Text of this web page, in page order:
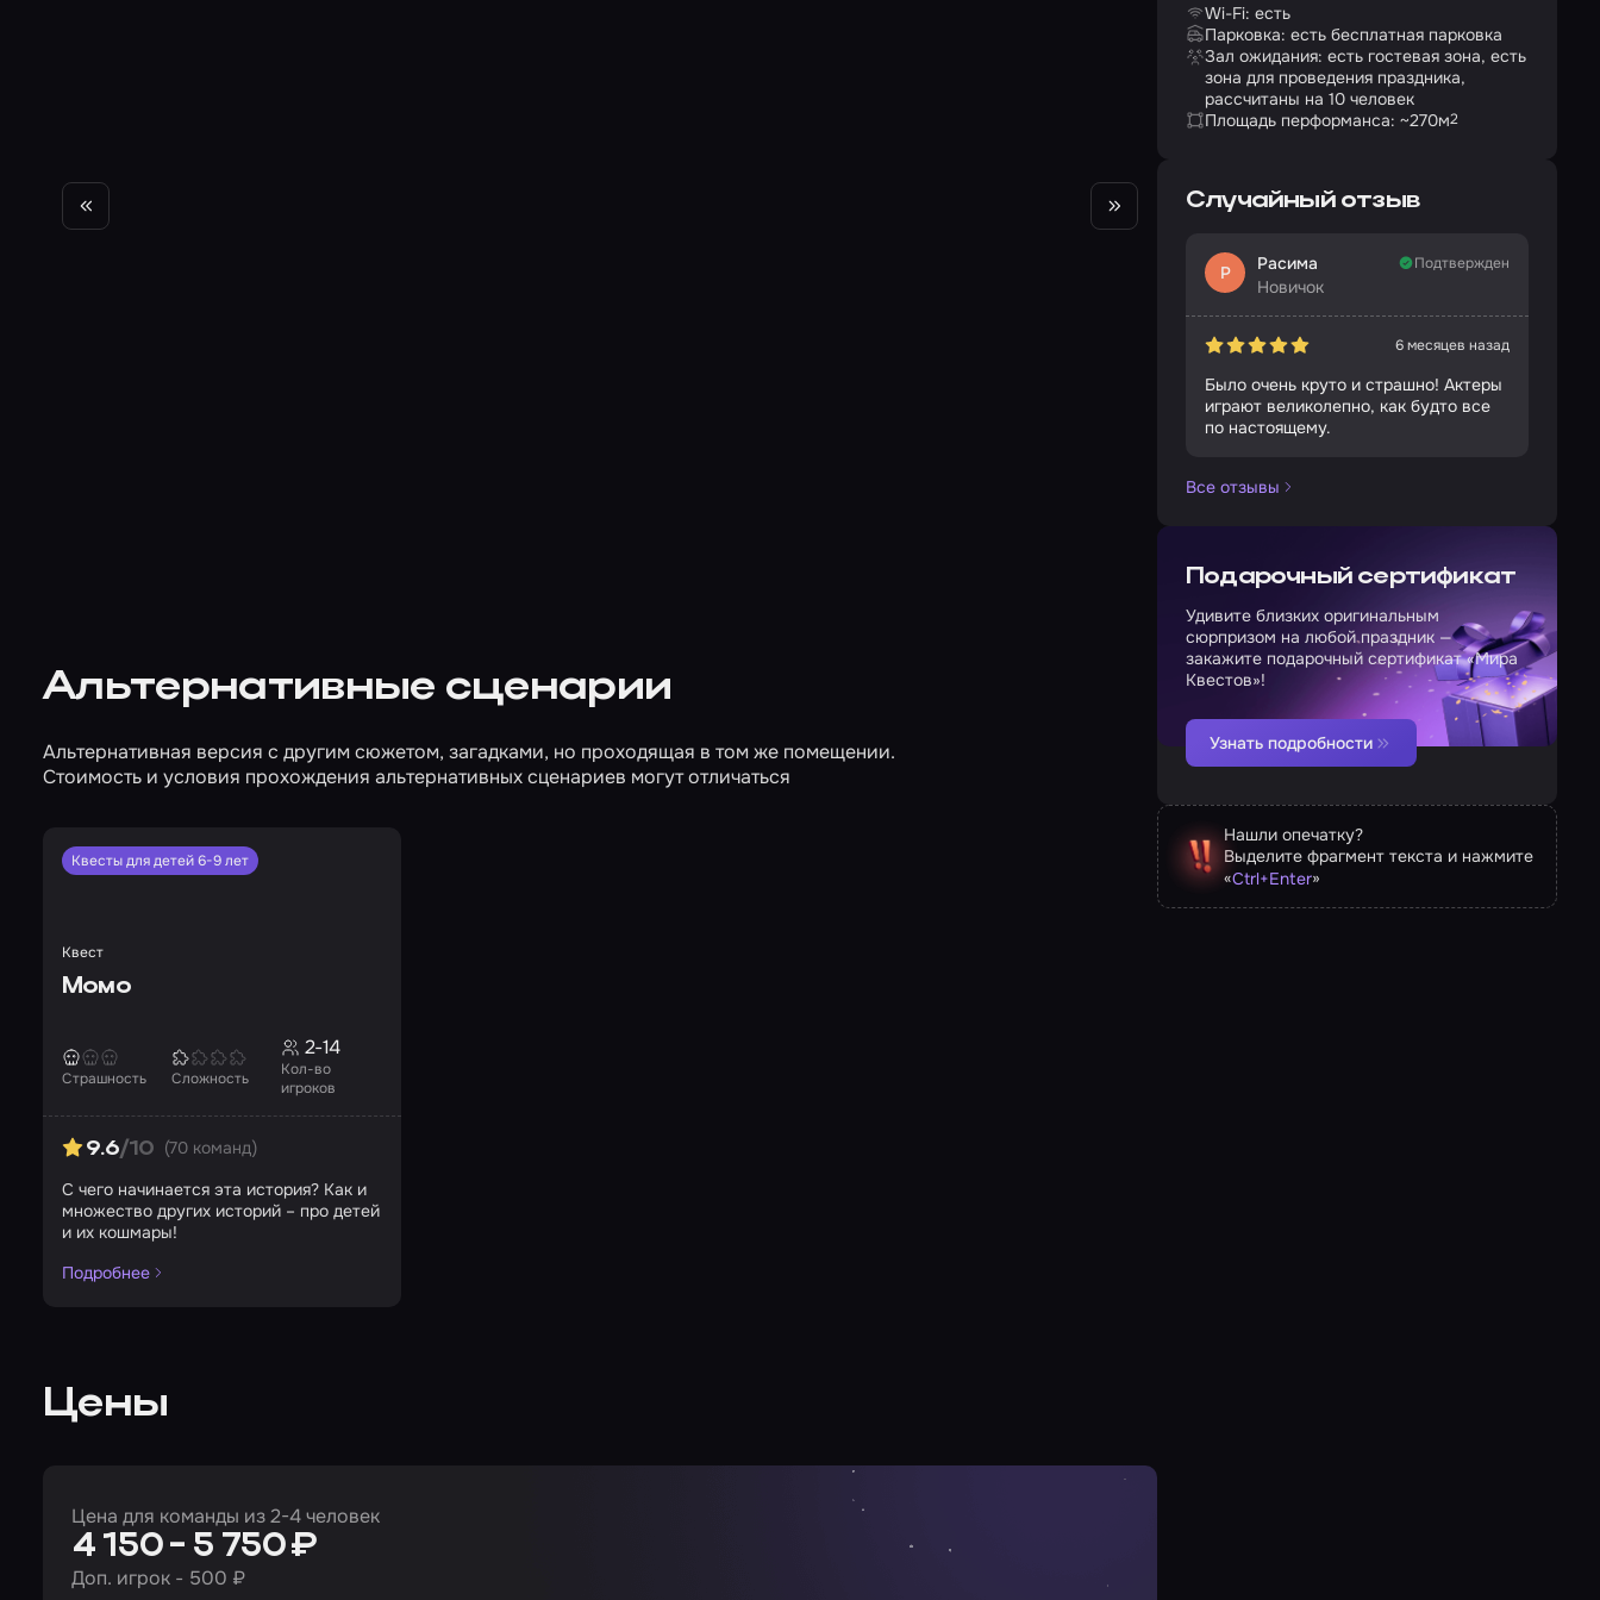
Альтернативные сценарии
Альтернативная версия с другим сюжетом, загадками, но проходящая в том же помещении.
Стоимость и условия прохождения альтернативных сценариев могут отличаться
Квесты для детей 6-9 лет
Квест
Момо
Страшность Сложность
Кол-во
игроков
2-14
9.6/10 (70 команд)
С чего начинается эта история? Как и
множество других историй – про детей
и их кошмары!
Подробнее
Цены
Цена для команды из 2-4 человек
4 150 - 5 750 ₽
Доп. игрок - 500 ₽
Wi-Fi: есть
Парковка: есть бесплатная парковка
Зал ожидания: есть гостевая зона, есть
зона для проведения праздника,
рассчитаны на 10 человек
Площадь перформанса: ~270м2
Случайный отзыв
Р
Расима
Новичок
Подтвержден
6 месяцев назад
Было очень круто и страшно! Актеры
играют великолепно, как будто все
по настоящему.
Все отзывы
Подарочный сертификат
Удивите близких оригинальным
сюрпризом на любой праздник —
закажите подарочный сертификат «Мира
Квестов»!
Узнать подробности
Нашли опечатку?
Выделите фрагмент текста и нажмите
«Ctrl+Enter»